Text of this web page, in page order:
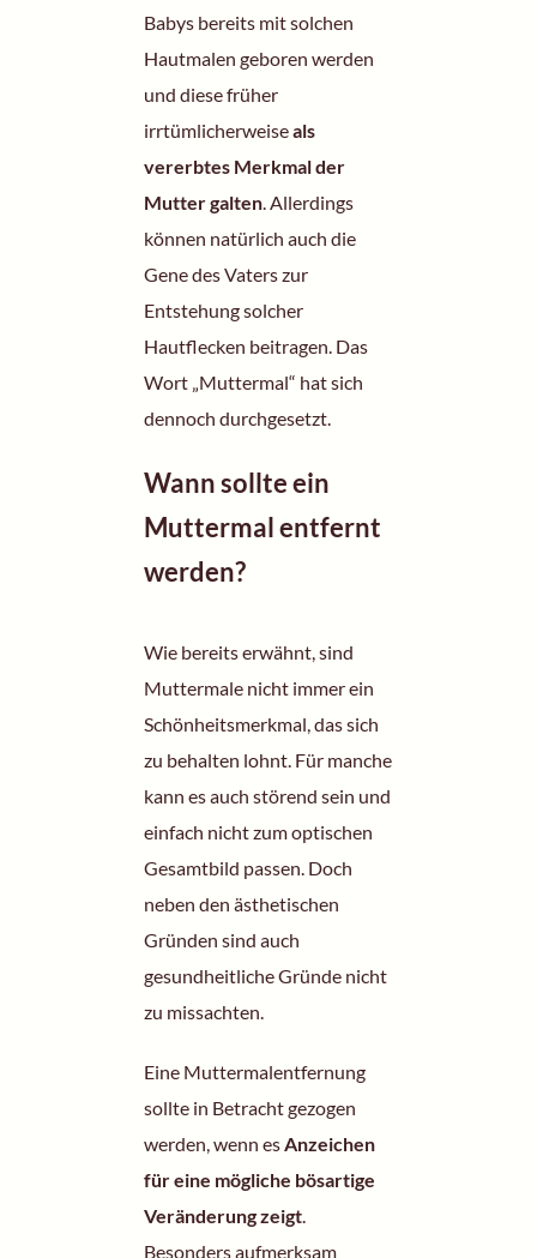
Babys bereits mit solchen
Hautmalen geboren werden
und diese früher
irrtümlicherweiseals
vererbtes Merkmal der
Mutter galten. Allerdings
können natürlich auch die
Gene des Vaters zur
Entstehung solcher
Hautflecken beitragen. Das
Wort „Muttermal“ hat sich
dennoch durchgesetzt.
Wann sollte ein
Muttermal entfernt
werden?
Wie bereits erwähnt, sind
Muttermale nicht immer ein
Schönheitsmerkmal, das sich
zu behalten lohnt. Für manche
kann es auch störend sein und
einfach nicht zum optischen
Gesamtbild passen. Doch
neben den ästhetischen
Gründen sind auch
gesundheitliche Gründe nicht
zu missachten.
Eine Muttermalentfernung
sollte in Betracht gezogen
werden, wenn esAnzeichen
für eine mögliche bösartige
Veränderung zeigt.
Besonders aufmerksam